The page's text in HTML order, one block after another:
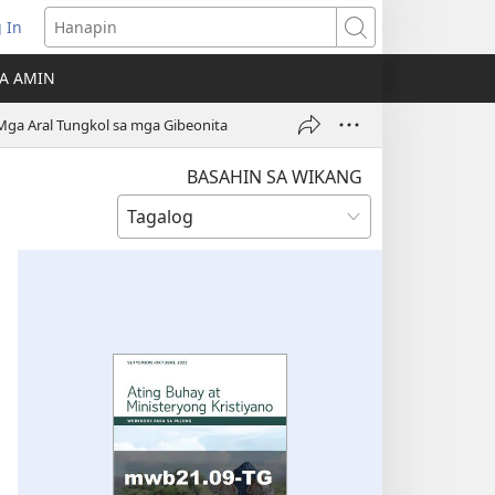
In
Hanapin
AMIN
Aral Tungkol sa mga Gibeonita
BASAHIN SA WIKANG